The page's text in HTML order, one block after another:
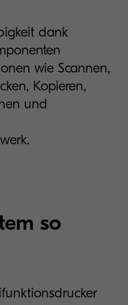
dank
wie Scannen,
Kopieren,
und
so